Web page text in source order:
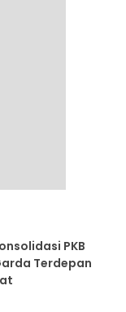
PKB
Terdepan